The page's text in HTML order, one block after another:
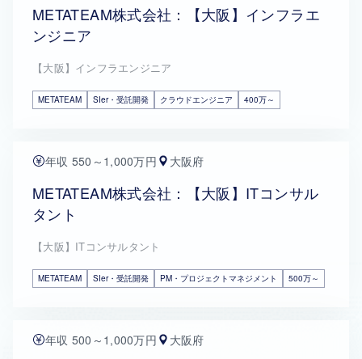
METATEAM株式会社：【大阪】インフラエ
ンジニア
【大阪】インフラエンジニア
METATEAM SIer・受託開発 クラウドエンジニア 400万～
年収 550～1,000万円 大阪府
METATEAM株式会社：【大阪】ITコンサル
タント
【大阪】ITコンサルタント
METATEAM SIer・受託開発 PM・プロジェクトマネジメント 500万～
年収 500～1,000万円 大阪府